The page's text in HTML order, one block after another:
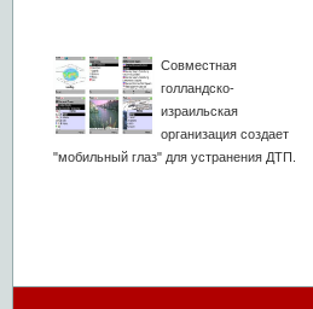
Совместная
голландско-
израильская
организация создает
"мобильный глаз" для устранения ДТП.